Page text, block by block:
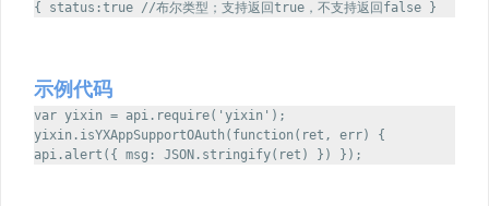
{ status:true //布尔类型；支持返回true，不支持返回false }
示例代码
var yixin = api.require('yixin');
yixin.isYXAppSupportOAuth(function(ret, err) {
api.alert({ msg: JSON.stringify(ret) }) });